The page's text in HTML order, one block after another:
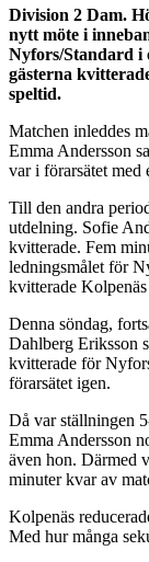
Division 2 Dam.
nytt möte i
Nyfors/Standard i
gästerna
speltid.
Matchen inleddes
Emma Andersson
var i förarsätet med
Till den andra
utdelning. Sofie
kvitterade. Fem
ledningsmålet för
kvitterade
Denna söndag,
Dahlberg Eriksson
kvitterade för
förarsätet igen.
Då var ställningen
Emma Andersson
även hon. Därmed
minuter kvar av
Kolpenäs
Med hur många